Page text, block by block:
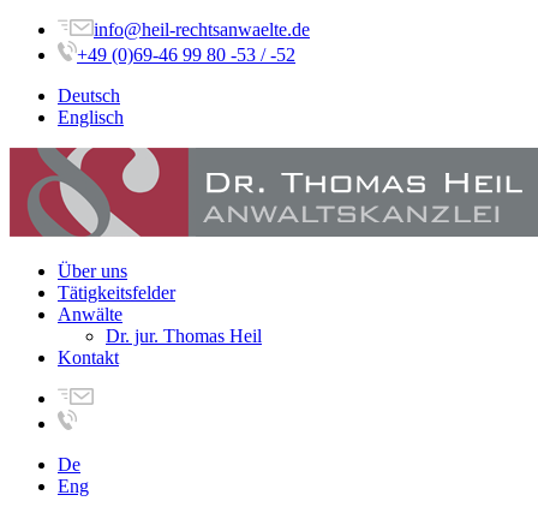
info@heil-rechtsanwaelte.de
+49 (0)69-46 99 80 -53 / -52
Deutsch
Englisch
Über uns
Tätigkeitsfelder
Anwälte
Dr. jur. Thomas Heil
Kontakt
De
Eng